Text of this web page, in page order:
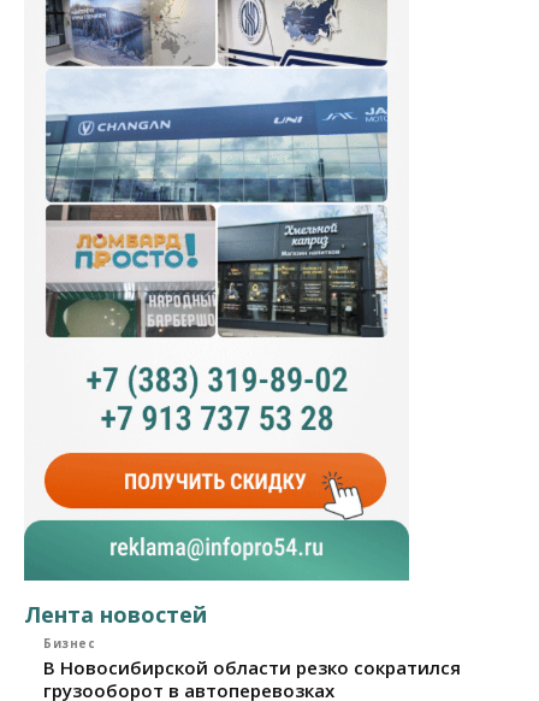
Лента новостей
Бизнес
В Новосибирской области резко сократился
грузооборот в автоперевозках